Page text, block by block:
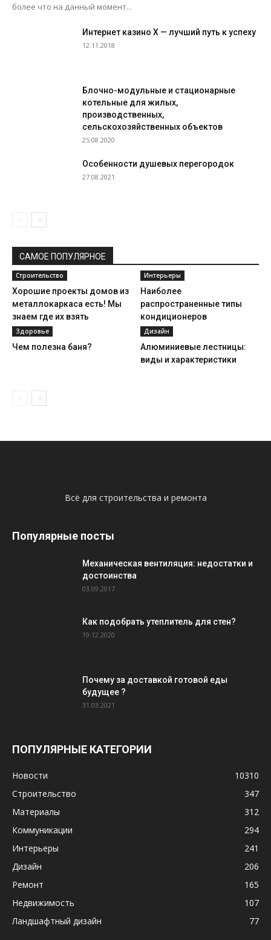
более что на данный момент...
Интернет казино X — лучший путь к успеху
12.11.2018
Блочно-модульные и стационарные
котельные для жилых,
производственных,
сельскохозяйственных объектов
25.08.2020
Особенности душевых перегородок
27.08.2021
САМОЕ ПОПУЛЯРНОЕ
Строительство
Хорошие проекты домов из
металлокаркаса есть! Мы
знаем где их взять
Интерьеры
Наиболее
распространенные типы
кондиционеров
Здоровье
Чем полезна баня?
Дизайн
Алюминиевые лестницы:
виды и характеристики
Всё для строительства и ремонта
Популярные посты
Механическая вентиляция: недостатки и
достоинства
03.09.2017
Как подобрать утеплитель для стен?
19.12.2020
Почему за доставкой готовой еды
будущее ?
31.03.2021
ПОПУЛЯРНЫЕ КАТЕГОРИИ
Новости
10310
Строительство
347
Материалы
312
Коммуникации
294
Интерьеры
241
Дизайн
206
Ремонт
165
Недвижимость
107
Ландшафтный дизайн
77